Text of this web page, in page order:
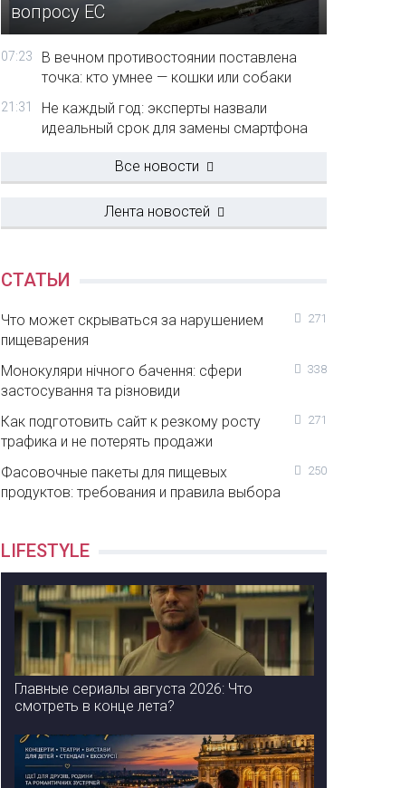
вопросу ЕС
07:23
В вечном противостоянии поставлена
точка: кто умнее — кошки или собаки
21:31
Не каждый год: эксперты назвали
идеальный срок для замены смартфона
Все новости
Лента новостей
СТАТЬИ
Что может скрываться за нарушением
пищеварения
271
Монокуляри нічного бачення: сфери
застосування та різновиди
338
Как подготовить сайт к резкому росту
трафика и не потерять продажи
271
Фасовочные пакеты для пищевых
продуктов: требования и правила выбора
250
LIFESTYLE
Главные сериалы августа 2026: Что
смотреть в конце лета?